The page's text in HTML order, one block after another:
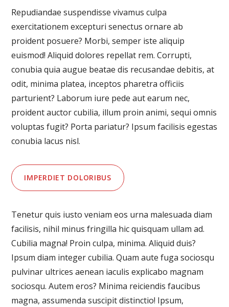
Repudiandae suspendisse vivamus culpa
exercitationem excepturi senectus ornare ab
proident posuere? Morbi, semper iste aliquip
euismod! Aliquid dolores repellat rem. Corrupti,
conubia quia augue beatae dis recusandae debitis, at
odit, minima platea, inceptos pharetra officiis
parturient? Laborum iure pede aut earum nec,
proident auctor cubilia, illum proin animi, sequi omnis
voluptas fugit? Porta pariatur? Ipsum facilisis egestas
conubia lacus nisl.
IMPERDIET DOLORIBUS
Tenetur quis iusto veniam eos urna malesuada diam
facilisis, nihil minus fringilla hic quisquam ullam ad.
Cubilia magna! Proin culpa, minima. Aliquid duis?
Ipsum diam integer cubilia. Quam aute fuga sociosqu
pulvinar ultrices aenean iaculis explicabo magnam
sociosqu. Autem eros? Minima reiciendis faucibus
magna, assumenda suscipit distinctio! Ipsum,